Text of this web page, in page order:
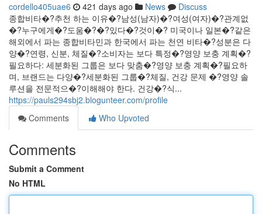
cordello405uae6 421 days ago News
Discuss
종합비타�?추천 하는 이유�?남성(남자)�?여성(여자)�?관계없
�?누구에게�?도움�?�?있다�?것이�? 미국이나 일본�?같은
해외에서 파는 종합비타민과 한국에서 파는 천연 비타�?성분은 다
양�?연령, 신분, 체질�?소비자는 보다 특정�?영양 보충 계획�?
필요하다: 세분화된 그룹은 보다 맞춤�?영양 보충 계획�?필요하
며, 브랜드는 다양�?세분화된 그룹�?체질, 건강 문제 �?영양 솔
루션을 전문적으�?이해해야 한다. 건강�?식...
https://pauls294sbj2.blogunteer.com/profile
Comments
Who Upvoted
Comments
Submit a Comment
No HTML